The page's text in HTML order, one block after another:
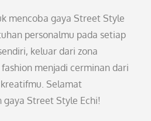
mencoba gaya Street Style
personalmu pada setiap
keluar dari zona
menjadi cerminan dari
Selamat
Street Style Echi!